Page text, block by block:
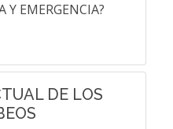
Y EMERGENCIA?
DE LOS